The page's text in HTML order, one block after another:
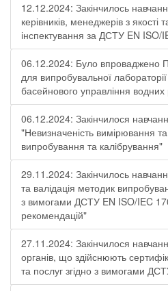
12.12.2024: Закінчилось
керівників, менеджерів з якості
інспектування за ДСТУ EN ISO/
06.12.2024: Було впроваджено
для випробувальної
басейнового управління
06.12.2024: Закінчилося
"Невизначеність вимірювання
випробування та калібрування"
29.11.2024: Закінчилось
та валідація методик
з вимогами ДСТУ EN ISO/IEC
рекомендацій"
27.11.2024: Закінчилося
органів, що здійснюють
та послуг згідно з вимогами